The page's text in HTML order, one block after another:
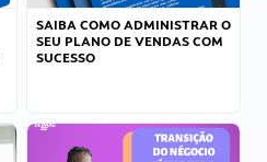
SAIBA COMO ADMINISTRAR O
SEU PLANO DE VENDAS COM
SUCESSO